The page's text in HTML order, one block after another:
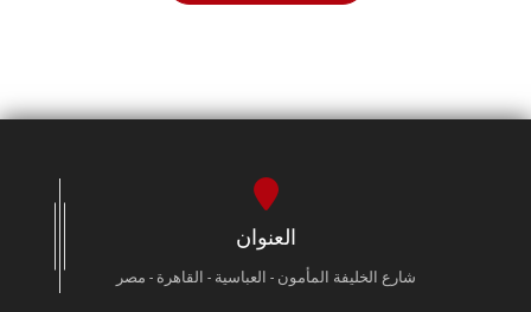
العنوان
شارع الخليفة المأمون - العباسية - القاهرة - مصر